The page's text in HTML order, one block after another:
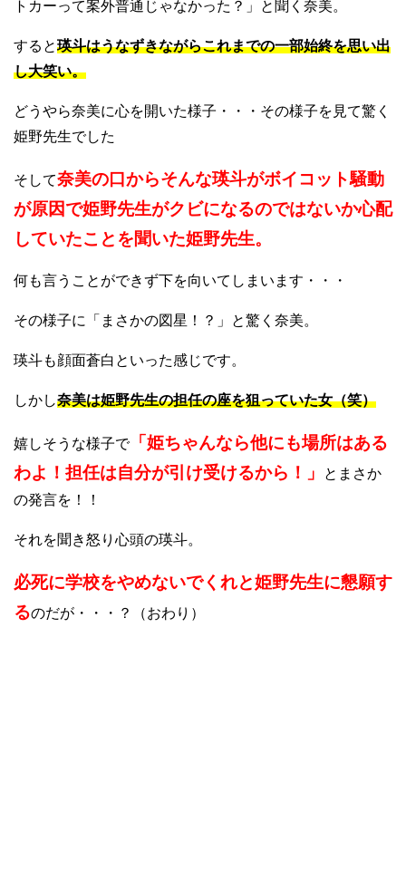
トカーって案外普通じゃなかった？」と聞く奈美。
すると瑛斗はうなずきながらこれまでの一部始終を思い出
し大笑い。
どうやら奈美に心を開いた様子・・・その様子を見て驚く
姫野先生でした
そして奈美の口からそんな瑛斗がボイコット騒動
が原因で姫野先生がクビになるのではないか心配
していたことを聞いた姫野先生。
何も言うことができず下を向いてしまいます・・・
その様子に「まさかの図星！？」と驚く奈美。
瑛斗も顔面蒼白といった感じです。
しかし奈美は姫野先生の担任の座を狙っていた女（笑）
嬉しそうな様子で「姫ちゃんなら他にも場所はある
わよ！担任は自分が引け受けるから！」
とまさか
の発言を！！
それを聞き怒り心頭の瑛斗。
必死に学校をやめないでくれと姫野先生に懇願す
るのだが・・・？（おわり）